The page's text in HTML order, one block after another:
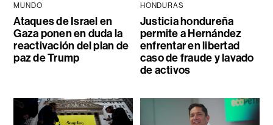
MUNDO
Ataques de Israel en
Gaza ponen en duda la
reactivación del plan de
paz de Trump
HONDURAS
Justicia hondureña
permite a Hernández
enfrentar en libertad
caso de fraude y lavado
de activos